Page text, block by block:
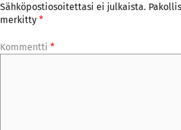
Sähköpostiosoitettasi ei julkaista.
merkitty *
Kommentti *